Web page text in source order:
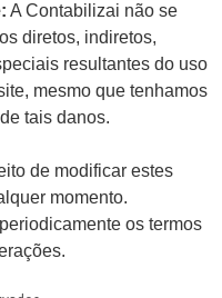
A Contabilizai não se
diretos, indiretos,
resultantes do uso
mesmo que tenhamos
tais danos.
de modificar estes
momento.
os termos